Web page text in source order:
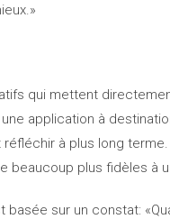
qui mettent
application à
à plus long
beaucoup plus fidèles à
basée sur un constat: